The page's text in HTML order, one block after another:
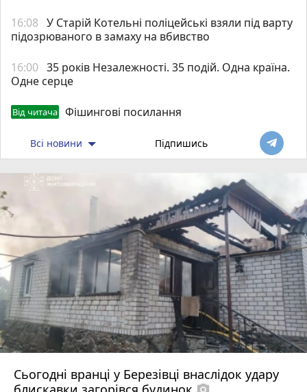
16:08 У Старій Котельні поліцейські взяли під варту
підозрюваного в замаху на вбивство
16:00 35 років Незалежності. 35 подій. Одна країна.
Одне серце
Від читача Фішингові посилання
Всі новини Підпишись
Сьогодні вранці у Березівці внаслідок удару